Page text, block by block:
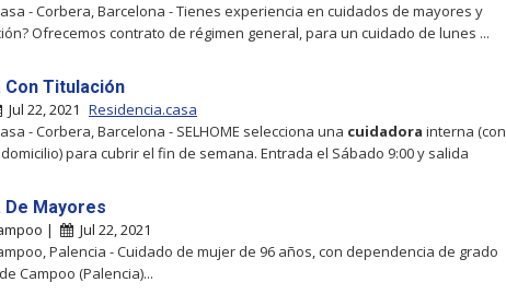
- Corbera, Barcelona - Tienes experiencia en cuidados de mayores y
Ofrecemos contrato de régimen general, para un cuidado de lunes ...
Con Titulación
Jul 22, 2021 Residencia.casa
- Corbera, Barcelona - SELHOME selecciona una cuidadora interna (con
para cubrir el fin de semana. Entrada el Sábado 9:00 y salida
De Mayores
|
Jul 22, 2021
Palencia - Cuidado de mujer de 96 años, con dependencia de grado
Campoo (Palencia)...